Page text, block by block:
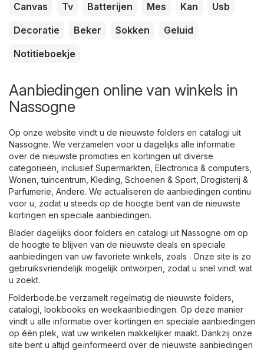
Canvas Tv Batterijen Mes Kan
Usb
Decoratie
Beker Sokken
Geluid
Notitieboekje
Aanbiedingen online van winkels in
Nassogne
Op onze website vindt u de nieuwste folders en catalogi uit
Nassogne. We verzamelen voor u dagelijks alle informatie
over de nieuwste promoties en kortingen uit diverse
categorieën, inclusief Supermarkten Electronica & computers
Wonen, tuincentrum Kleding, Schoenen & Sport Drogisterij &
Parfumerie Andere. We actualiseren de aanbiedingen continu
voor u, zodat u steeds op de hoogte bent van de nieuwste
kortingen en speciale aanbiedingen.
Blader dagelijks door folders en catalogi uit Nassogne om op
de hoogte te blijven van de nieuwste deals en speciale
aanbiedingen van uw favoriete winkels, zoals . Onze site is zo
gebruiksvriendelijk mogelijk ontworpen, zodat u snel vindt wat
u zoekt.
Folderbode.be verzamelt regelmatig de nieuwste folders,
catalogi, lookbooks en weekaanbiedingen. Op deze manier
vindt u alle informatie over kortingen en speciale aanbiedingen
op één plek, wat uw winkelen makkelijker maakt. Dankzij onze
site bent u altijd geïnformeerd over de nieuwste aanbiedingen